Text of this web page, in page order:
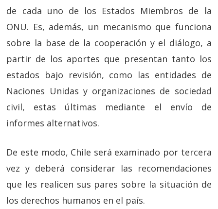
de cada uno de los Estados Miembros de la
ONU. Es, además, un mecanismo que funciona
sobre la base de la cooperación y el diálogo, a
partir de los aportes que presentan tanto los
estados bajo revisión, como las entidades de
Naciones Unidas y organizaciones de sociedad
civil, estas últimas mediante el envío de
informes alternativos.
De este modo, Chile será examinado por tercera
vez y deberá considerar las recomendaciones
que les realicen sus pares sobre la situación de
los derechos humanos en el país.